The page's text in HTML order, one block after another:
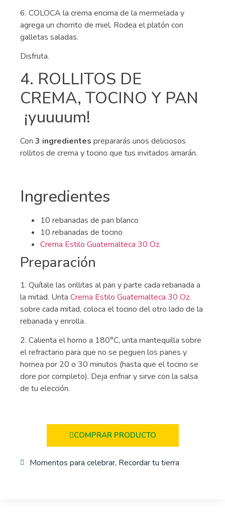
6. COLOCA la crema encima de la mermelada y
agrega un chorrito de miel. Rodea el platón con
galletas saladas.
Disfruta.
4. ROLLITOS DE
CREMA, TOCINO Y PAN
¡yuuuum!
Con 3 ingredientes prepararás unos deliciosos
rollitos de crema y tocino que tus invitados amarán.
Ingredientes
10 rebanadas de pan blanco
10 rebanadas de tocino
Crema Estilo Guatemalteca 30 Oz.
Preparación
1. Quítale las orillitas al pan y parte cada rebanada a
la mitad. Unta Crema Estilo Guatemalteca 30 Oz.
sobre cada mitad, coloca el tocino del otro lado de la
rebanada y enrolla.
2. Calienta el horno a 180°C, unta mantequilla sobre
el refractario para que no se peguen los panes y
hornea por 20 o 30 minutos (hasta que el tocino se
dore por completo). Deja enfriar y sirve con la salsa
de tu elección.
COMPRAR PRODUCTO
Momentos para celebrar, Recordar tu tierra